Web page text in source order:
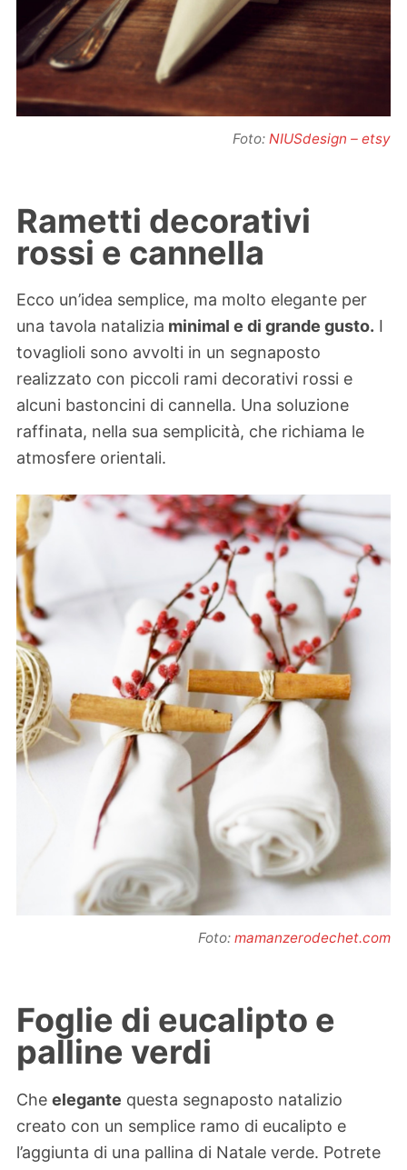
Foto: NIUSdesign – etsy
Rametti decorativi
rossi e cannella
Ecco un’idea semplice, ma molto elegante per
una tavola natalizia minimal e di grande gusto. I
tovaglioli sono avvolti in un segnaposto
realizzato con piccoli rami decorativi rossi e
alcuni bastoncini di cannella. Una soluzione
raffinata, nella sua semplicità, che richiama le
atmosfere orientali.
Foto: mamanzerodechet.com
Foglie di eucalipto e
palline verdi
Che elegante questa segnaposto natalizio
creato con un semplice ramo di eucalipto e
l’aggiunta di una pallina di Natale verde. Potrete